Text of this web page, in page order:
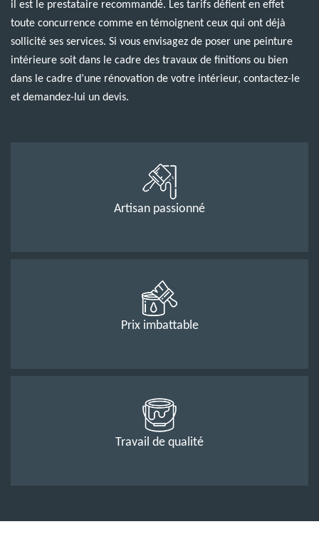
il est le prestataire recommandé. Les tarifs défient en effet
toute concurrence comme en témoignent ceux qui ont déjà
sollicité ses services. Si vous envisagez de poser une peinture
intérieure soit dans le cadre des travaux de finitions ou bien
dans le cadre d’une rénovation de votre intérieur, contactez-le
et demandez-lui un devis.
Artisan passionné
Prix imbattable
Travail de qualité